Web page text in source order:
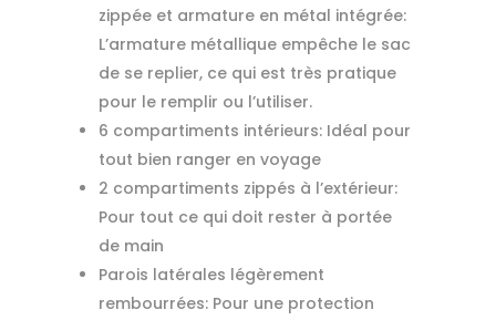
zippée et armature en métal intégrée:
L’armature métallique empêche le sac
de se replier, ce qui est très pratique
pour le remplir ou l’utiliser.
6 compartiments intérieurs: Idéal pour
tout bien ranger en voyage
2 compartiments zippés à l’extérieur:
Pour tout ce qui doit rester à portée
de main
Parois latérales légèrement
rembourrées: Pour une protection